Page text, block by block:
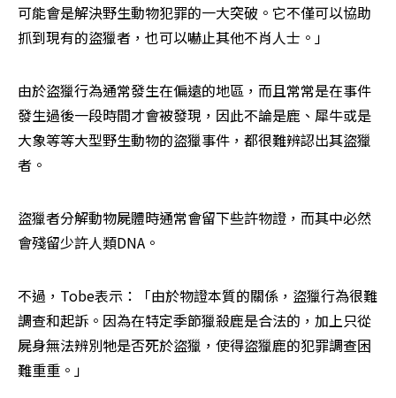
可能會是解決野生動物犯罪的一大突破。它不僅可以協助
抓到現有的盜獵者，也可以嚇止其他不肖人士。」
由於盜獵行為通常發生在偏遠的地區，而且常常是在事件
發生過後一段時間才會被發現，因此不論是鹿、犀牛或是
大象等等大型野生動物的盜獵事件，都很難辨認出其盜獵
者。
盜獵者分解動物屍體時通常會留下些許物證，而其中必然
會殘留少許人類DNA。
不過，Tobe表示：「由於物證本質的關係，盜獵行為很難
調查和起訴。因為在特定季節獵殺鹿是合法的，加上只從
屍身無法辨別牠是否死於盜獵，使得盜獵鹿的犯罪調查困
難重重。」